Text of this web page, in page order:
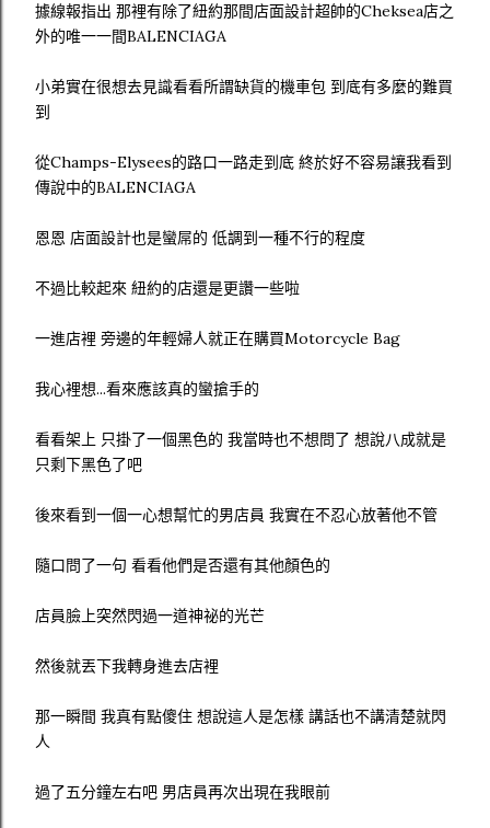
據線報指出 那裡有除了紐約那間店面設計超帥的Cheksea店之
外的唯一一間BALENCIAGA
小弟實在很想去見識看看所謂缺貨的機車包 到底有多麼的難買
到
從Champs-Elysees的路口一路走到底 終於好不容易讓我看到
傳說中的BALENCIAGA
恩恩 店面設計也是蠻屌的 低調到一種不行的程度
不過比較起來 紐約的店還是更讚一些啦
一進店裡 旁邊的年輕婦人就正在購買Motorcycle Bag
我心裡想...看來應該真的蠻搶手的
看看架上 只掛了一個黑色的 我當時也不想問了 想說八成就是
只剩下黑色了吧
後來看到一個一心想幫忙的男店員 我實在不忍心放著他不管
隨口問了一句 看看他們是否還有其他顏色的
店員臉上突然閃過一道神祕的光芒
然後就丟下我轉身進去店裡
那一瞬間 我真有點傻住 想說這人是怎樣 講話也不講清楚就閃
人
過了五分鐘左右吧 男店員再次出現在我眼前